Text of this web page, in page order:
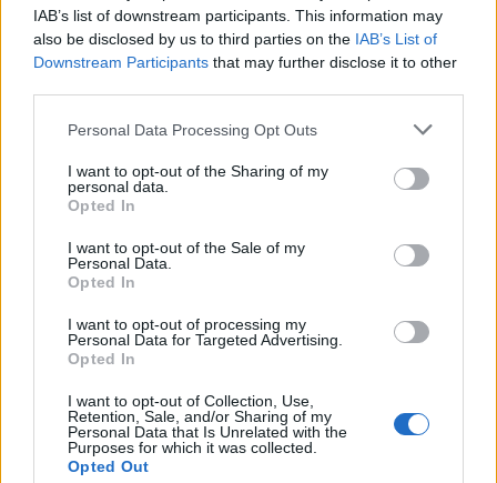
IAB’s list of downstream participants. This information may
also be disclosed by us to third parties on the IAB’s List of
Downstream Participants that may further disclose it to other
Personal Data Processing Opt Outs
I want to opt-out of the Sharing of my
personal data.
Opted In
I want to opt-out of the Sale of my
Personal Data.
Opted In
I want to opt-out of processing my
Personal Data for Targeted Advertising.
Opted In
I want to opt-out of Collection, Use,
Retention, Sale, and/or Sharing of my
Personal Data that Is Unrelated with the
Purposes for which it was collected.
Opted Out
2024. március 21., csütörtök
A bábszínházban megtörténik a
csoda